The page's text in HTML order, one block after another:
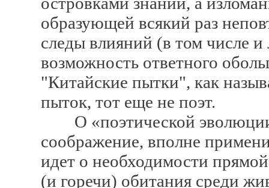
образующей всякий раз
следы влияний (в том числе
возможность ответного
"Китайские пытки", как
пыток, тот еще не поэт.
О «поэтической
соображение, вполне
идет о необходимости
(и горечи) обитания среди